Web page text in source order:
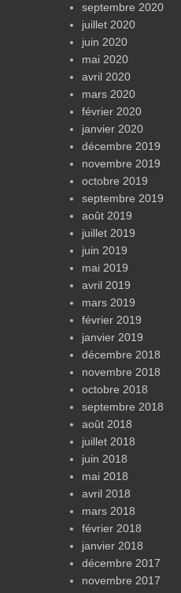
septembre 2020
juillet 2020
juin 2020
mai 2020
avril 2020
mars 2020
février 2020
janvier 2020
décembre 2019
novembre 2019
octobre 2019
septembre 2019
août 2019
juillet 2019
juin 2019
mai 2019
avril 2019
mars 2019
février 2019
janvier 2019
décembre 2018
novembre 2018
octobre 2018
septembre 2018
août 2018
juillet 2018
juin 2018
mai 2018
avril 2018
mars 2018
février 2018
janvier 2018
décembre 2017
novembre 2017